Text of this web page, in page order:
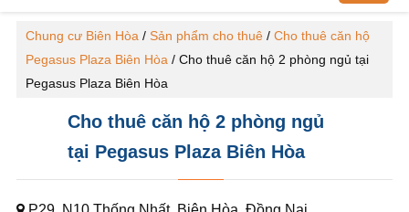
Chung cư Biên Hòa / Sản phẩm cho thuê/ Cho thuê căn hộ
Pegasus Plaza Biên Hòa / Cho thuê căn hộ 2 phòng ngủ tại
Pegasus Plaza Biên Hòa
Cho thuê căn hộ 2 phòng ngủ
tại Pegasus Plaza Biên Hòa